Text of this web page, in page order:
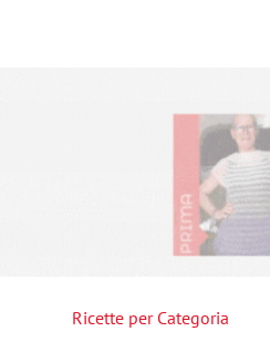
Ricette per Categoria